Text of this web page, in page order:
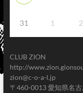
31 1 2
CLUB ZION
http://
zion@c-o-a-l.jp
〒460-0013 愛知県名